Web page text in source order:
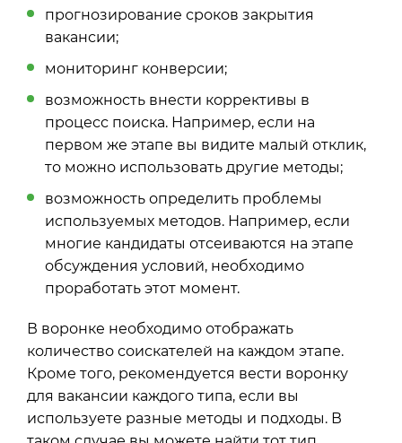
прогнозирование сроков закрытия
вакансии;
мониторинг конверсии;
возможность внести коррективы в
процесс поиска. Например, если на
первом же этапе вы видите малый отклик,
то можно использовать другие методы;
возможность определить проблемы
используемых методов. Например, если
многие кандидаты отсеиваются на этапе
обсуждения условий, необходимо
проработать этот момент.
В воронке необходимо отображать
количество соискателей на каждом этапе.
Кроме того, рекомендуется вести воронку
для вакансии каждого типа, если вы
используете разные методы и подходы. В